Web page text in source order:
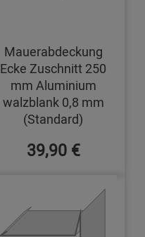
Mauerabdeckung
Ecke Zuschnitt 250
mm Aluminium
walzblank 0,8 mm
(Standard)
39,90 €